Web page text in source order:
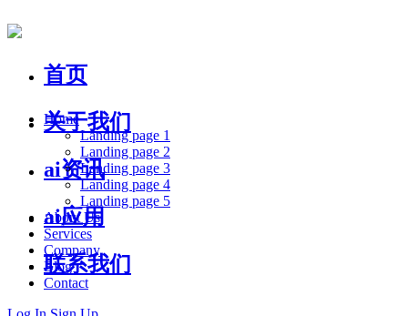
首页
关于我们
ai资讯
ai应用
联系我们
Home
Landing page 1
Landing page 2
Landing page 3
Landing page 4
Landing page 5
About Us
Services
Company
Blog
Contact